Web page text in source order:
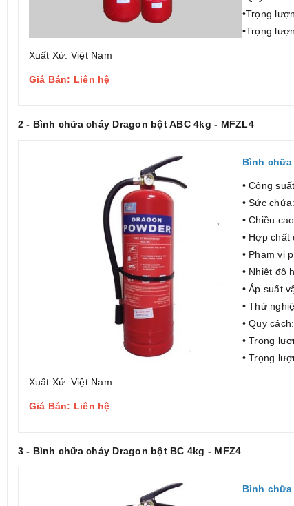
•Trọng
•Trọng
Xuất Xứ: Việt Nam
Giá Bán: Liên hệ
2 - Bình chữa cháy Dragon bột ABC 4kg - MFZL4
Bình chữa
• Công
• Sức
• Chiều
• Hợp chất
• Phạm vi
• Nhiệt độ
• Áp suất
• Thử
• Quy
• Trọng
• Trọng
Xuất Xứ: Việt Nam
Giá Bán: Liên hệ
3 - Bình chữa cháy Dragon bột BC 4kg - MFZ4
Bình chữa